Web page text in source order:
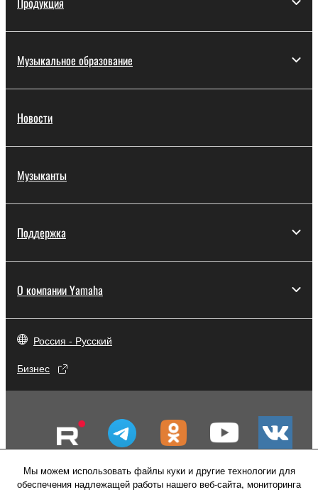
Музыкальное образование
Новости
Музыканты
Поддержка
О компании Yamaha
Россия - Русский
Бизнес
Мы можем использовать файлы куки и другие технологии для
обеспечения надлежащей работы нашего веб-сайта, мониторинга